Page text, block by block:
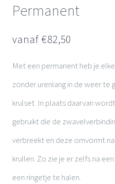
Permanent
vanaf €82,50
Met een permanent heb je
zonder urenlang in de weer te
krulset. In plaats daarvan
gebruikt die de
verbreekt en deze omvormt
krullen. Zo zie je er zelfs na
een ringetje te halen.